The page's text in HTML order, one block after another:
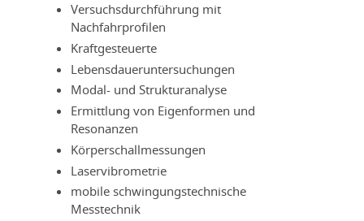
Versuchsdurchführung mit
Nachfahrprofilen
Kraftgesteuerte
Lebensdaueruntersuchungen
Modal- und Strukturanalyse
Ermittlung von Eigenformen und
Resonanzen
Körperschallmessungen
Laservibrometrie
mobile schwingungstechnische
Messtechnik